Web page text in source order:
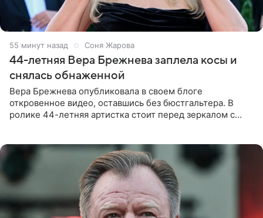
55 минут назад Соня Жарова
44-летняя Вера Брежнева заплела косы и
снялась обнаженной
Вера Брежнева опубликовала в своем блоге
откровенное видео, оставшись без бюстгальтера. В
ролике 44-летняя артистка стоит перед зеркалом с